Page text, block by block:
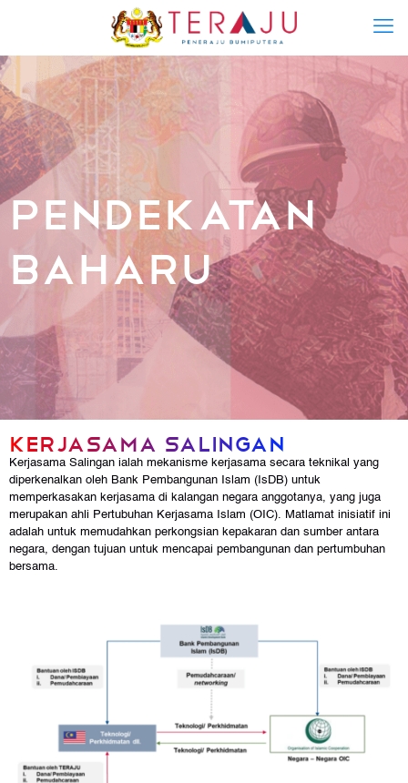
Pendekatan
Baharu
Kerjasama Salingan
Kerjasama Salingan ialah mekanisme kerjasama secara teknikal yang
diperkenalkan oleh Bank Pembangunan Islam (IsDB) untuk
memperkasakan kerjasama di kalangan negara anggotanya, yang juga
merupakan ahli Pertubuhan Kerjasama Islam (OIC). Matlamat inisiatif ini
adalah untuk memudahkan perkongsian kepakaran dan sumber antara
negara, dengan tujuan untuk mencapai pembangunan dan pertumbuhan
bersama.